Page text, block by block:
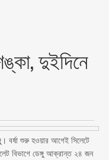
দুইদিনে
বর্ষা শুরু হওয়ার আগেই সিলেটে
বিভাগে ডেঙ্গু আক্রান্ত ২৪ জন